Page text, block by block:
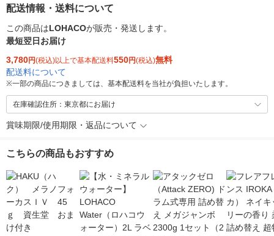
配送情報・送料について
この商品はLOHACOが販売・発送します。
最短翌日お届け
3,780円(税込)以上で基本配送料550円(税込)無料
配送料について
※一部の商品につきましては、基本配送料を当社が負担いたします。
在庫確認住所：東京都にお届け
賞味期限/使用期限・返品について
こちらの商品もおすすめ